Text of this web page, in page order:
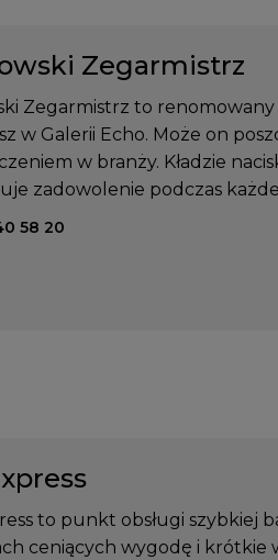
Zegarmistrz
Zegarmistrz to
w Galerii Echo. Może on
w branży. Kładzie
zadowolenie podczas
58 20
to punkt obsługi szybkiej
ceniących wygodę i krótkie